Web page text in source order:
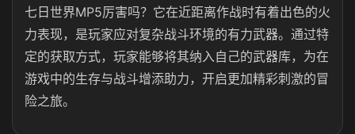
七日世界MP5厉害吗？它在近距离作战时有着出色的火
力表现，是玩家应对复杂战斗环境的有力武器。通过特
定的获取方式，玩家能够将其纳入自己的武器库，为在
游戏中的生存与战斗增添助力，开启更加精彩刺激的冒
险之旅。